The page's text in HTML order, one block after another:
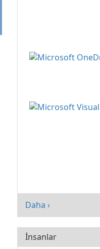
Daha ›
İnsanlar